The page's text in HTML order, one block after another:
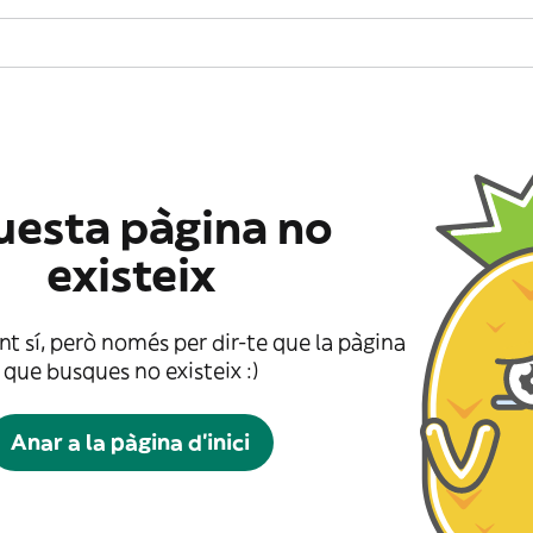
pàgina no
existeix
sí, però només per dir-te que la pàgina
que busques no existeix :)
Anar a la pàgina d'inici